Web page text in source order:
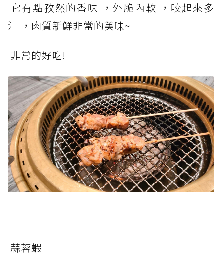
它有點孜然的香味 ，外脆內軟 ，咬起來多
汁 ，肉質新鮮非常的美味~
非常的好吃!
蒜蓉蝦